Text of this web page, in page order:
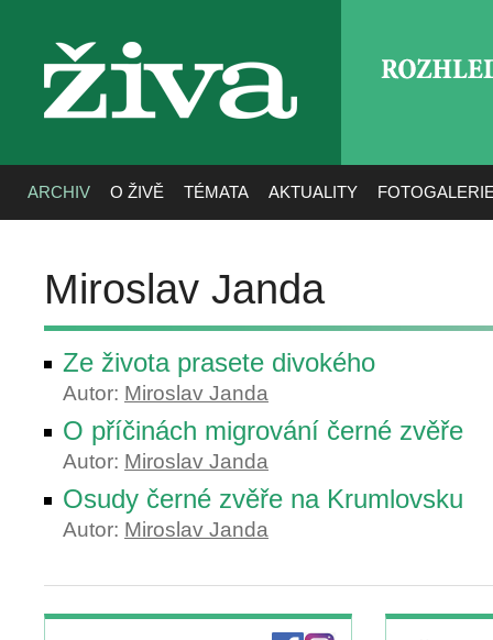
živa
ARCHIV O ŽIVĚ TÉMATA AKTUALITY
Miroslav Janda
Ze života prasete divokého
Autor: Miroslav Janda
O příčinách migrování černé zvěře
Autor: Miroslav Janda
Osudy černé zvěře na Krumlovsku
Autor: Miroslav Janda